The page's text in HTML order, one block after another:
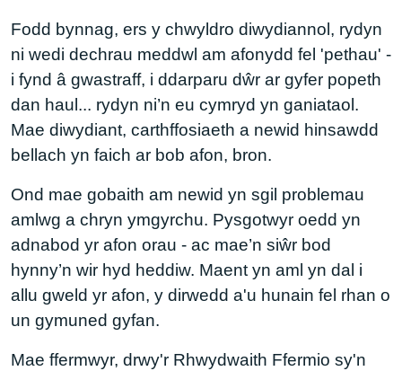
Fodd bynnag, ers y chwyldro diwydiannol, rydyn
ni wedi dechrau meddwl am afonydd fel 'pethau' -
i fynd â gwastraff, i ddarparu dŵr ar gyfer popeth
dan haul... rydyn ni’n eu cymryd yn ganiataol.
Mae diwydiant, carthffosiaeth a newid hinsawdd
bellach yn faich ar bob afon, bron.
Ond mae gobaith am newid yn sgil problemau
amlwg a chryn ymgyrchu. Pysgotwyr oedd yn
adnabod yr afon orau - ac mae’n siŵr bod
hynny’n wir hyd heddiw. Maent yn aml yn dal i
allu gweld yr afon, y dirwedd a'u hunain fel rhan o
un gymuned gyfan.
Mae ffermwyr, drwy'r Rhwydwaith Ffermio sy'n